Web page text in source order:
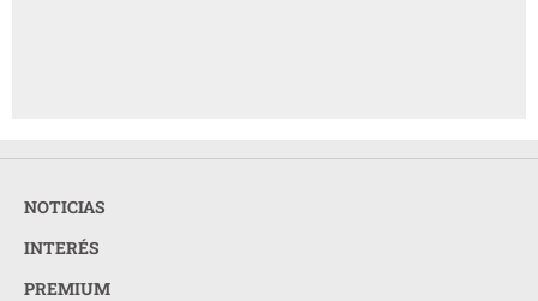
NOTICIAS
INTERÉS
PREMIUM